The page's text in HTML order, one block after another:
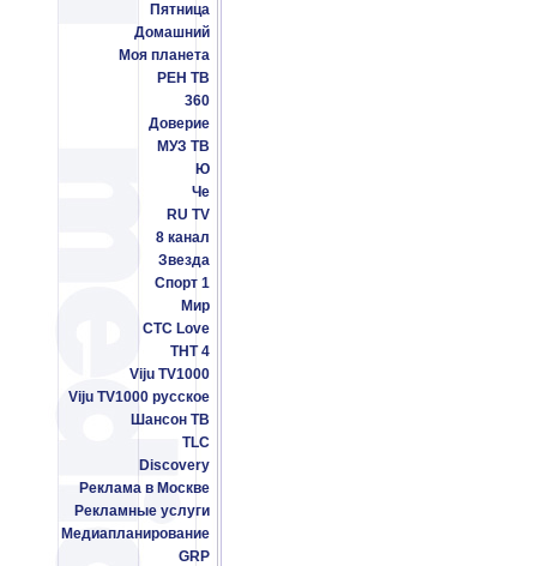
Пятница
Домашний
Моя планета
РЕН ТВ
360
Доверие
МУЗ ТВ
Ю
Че
RU TV
8 канал
Звезда
Спорт 1
Мир
СТС Love
ТНТ 4
Viju TV1000
Viju TV1000 русское
Шансон ТВ
TLC
Discovery
Реклама в Москве
Рекламные услуги
Медиапланирование
GRP